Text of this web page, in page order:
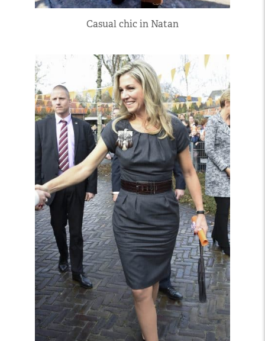
Casual chic in Natan